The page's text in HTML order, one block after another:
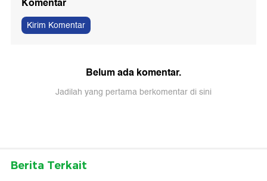
Kirim Komentar
Belum ada komentar.
Jadilah yang pertama berkomentar di sini
Berita Terkait